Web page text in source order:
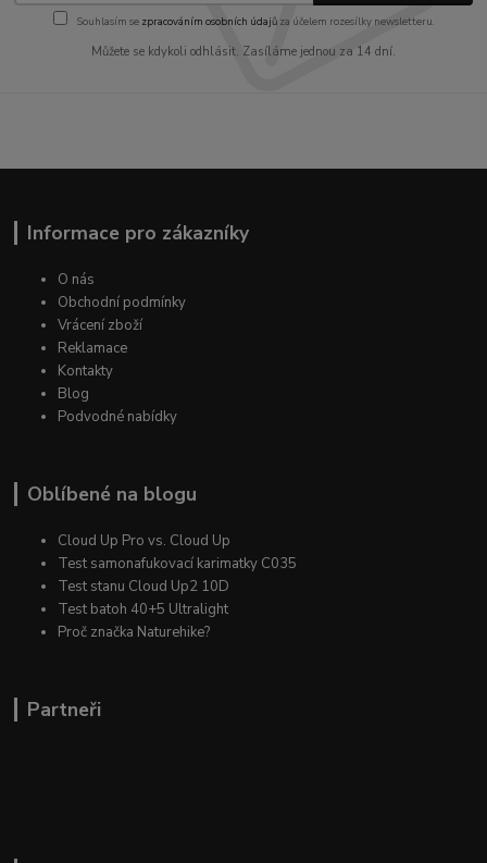
Souhlasím se zpracováním osobních údajůza účelem rozesílky newsletteru.
Můžete se kdykoli odhlásit. Zasíláme jednou za 14 dní.
Informace pro zákazníky
O nás
Obchodní podmínky
Vrácení zboží
Reklamace
Kontakty
Blog
Podvodné nabídky
Oblíbené na blogu
Cloud Up Pro vs. Cloud Up
Test samonafukovací karimatky C035
Test stanu Cloud Up2 10D
Test batoh 40+5 Ultralight
Proč značka Naturehike?
Partneři